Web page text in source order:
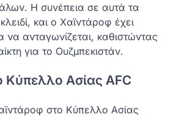
Η συνέπεια σε αυτά τα
και ο Χαϊντάροφ έχει
να ανταγωνίζεται, καθιστώντας
για το Ουζμπεκιστάν.
Κύπελλο Ασίας AFC
στο Κύπελλο Ασίας